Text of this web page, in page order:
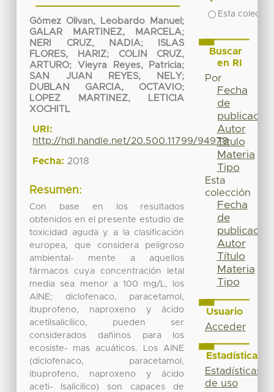
Gómez Olivan, Leobardo Manuel ;
GALAR MARTINEZ, MARCELA;
NERI CRUZ, NADIA;
ISLAS
FLORES, HARIZ; COLIN CRUZ,
ARTURO; Vieyra Reyes, Patricia;
SAN JUAN REYES, NELY;
DUBLAN GARCIA, OCTAVIO;
LOPEZ MARTINEZ, LETICIA
XOCHITL
URI:
http://hdl.handle.net/20.500.11799/94978
Fecha: 2018
Resumen:
Con base en los resultados
obtenidos en el presente estudio de
toxicidad aguda y a la clasificación
europea, que considera peligroso
ambiental- mente a aquellos
fármacos cuya concentración letal
media sea menor a 100 mg/L, los
AINE; diclofenaco, paracetamol,
ibuprofeno, naproxeno y ácido
acetilsalicílico, pueden ser
considerados dañinos para los
ecosiste- mas acuáticos. Los AINE
(diclofenaco, paracetamol,
ibuprofeno, naproxeno y ácido
aceti- lsalicílico) son capaces de
Esta
Buscar
en RI
Por
Fecha
de
publicación
Autor
Título
Materia
Tipo
Esta
colección
Fecha
de
publicación
Autor
Título
Materia
Tipo
Usuario
Acceder
Estadísticas
Estadísticas
de uso